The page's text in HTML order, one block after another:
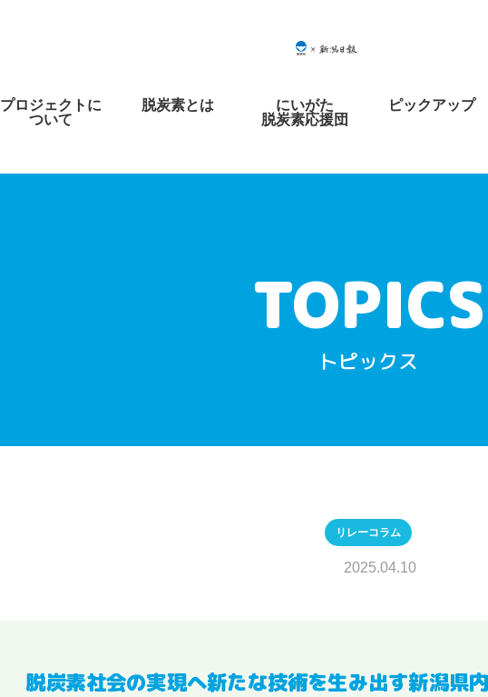
プロジェクトに
ついて
脱炭素とは
にいがた
脱炭素応援団
ピックアップ
トピックス
リレーコラム
2025.04.10
脱炭素社会の実現へ新たな技術を生み出す新潟県